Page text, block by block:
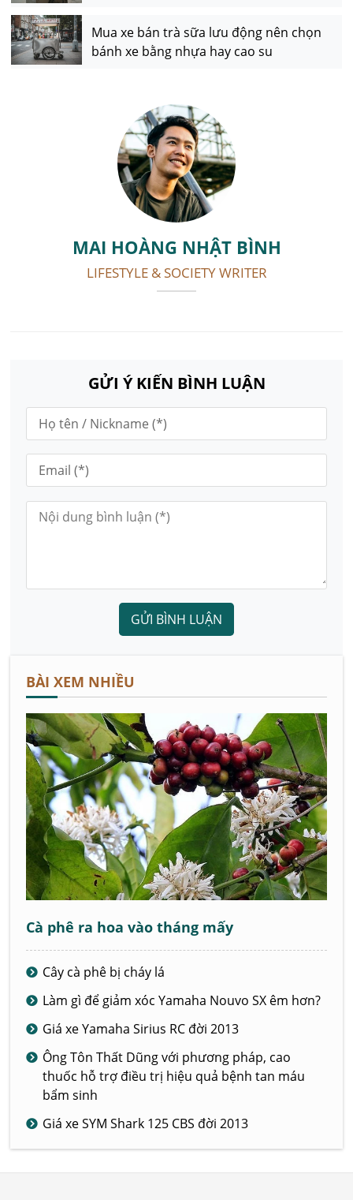
Mua xe bán trà sữa lưu động nên chọn
bánh xe bằng nhựa hay cao su
MAI HOÀNG NHẬT BÌNH
LIFESTYLE & SOCIETY WRITER
GỬI Ý KIẾN BÌNH LUẬN
GỬI BÌNH LUẬN
BÀI XEM NHIỀU
Cà phê ra hoa vào tháng mấy
Cây cà phê bị cháy lá
Làm gì để giảm xóc Yamaha Nouvo SX êm hơn?
Giá xe Yamaha Sirius RC đời 2013
Ông Tôn Thất Dũng với phương pháp, cao
thuốc hỗ trợ điều trị hiệu quả bệnh tan máu
bẩm sinh
Giá xe SYM Shark 125 CBS đời 2013